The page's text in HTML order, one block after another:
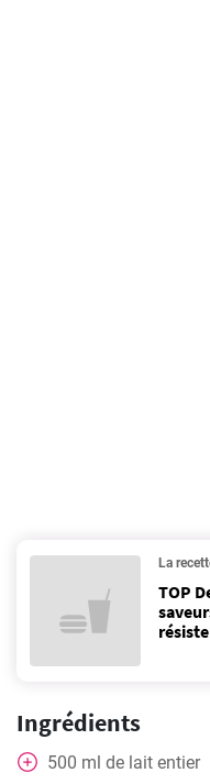
La
TOP
Ingrédients
500 ml de lait entier